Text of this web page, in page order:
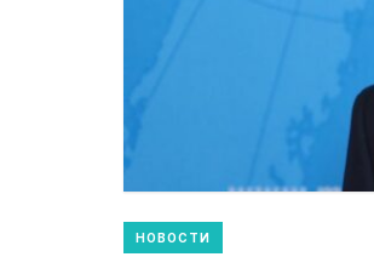
НОВОСТИ